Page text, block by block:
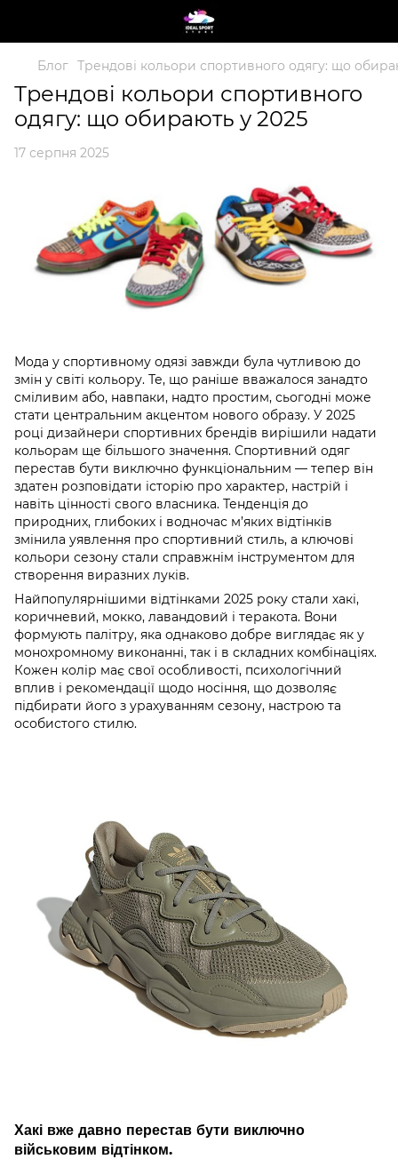
Блог Трендові кольори спортивного одягу: що
Трендові кольори спортивного
одягу: що обирають у 2025
17 серпня 2025
Мода у спортивному одязі завжди була чутливою до
змін у світі кольору. Те, що раніше вважалося занадто
сміливим або, навпаки, надто простим, сьогодні може
стати центральним акцентом нового образу. У 2025
році дизайнери спортивних брендів вирішили надати
кольорам ще більшого значення. Спортивний одяг
перестав бути виключно функціональним — тепер він
здатен розповідати історію про характер, настрій і
навіть цінності свого власника. Тенденція до
природних, глибоких і водночас м’яких відтінків
змінила уявлення про спортивний стиль, а ключові
кольори сезону стали справжнім інструментом для
створення виразних луків.
Найпопулярнішими відтінками 2025 року стали хакі,
коричневий, мокко, лавандовий і теракота. Вони
формують палітру, яка однаково добре виглядає як у
монохромному виконанні, так і в складних комбінаціях.
Кожен колір має свої особливості, психологічний
вплив і рекомендації щодо носіння, що дозволяє
підбирати його з урахуванням сезону, настрою та
особистого стилю.
Хакі вже давно перестав бути виключно
військовим відтінком.